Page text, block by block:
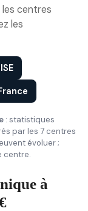
les centres
les
: statistiques
par les 7 centres
évoluer ;
centre.
à